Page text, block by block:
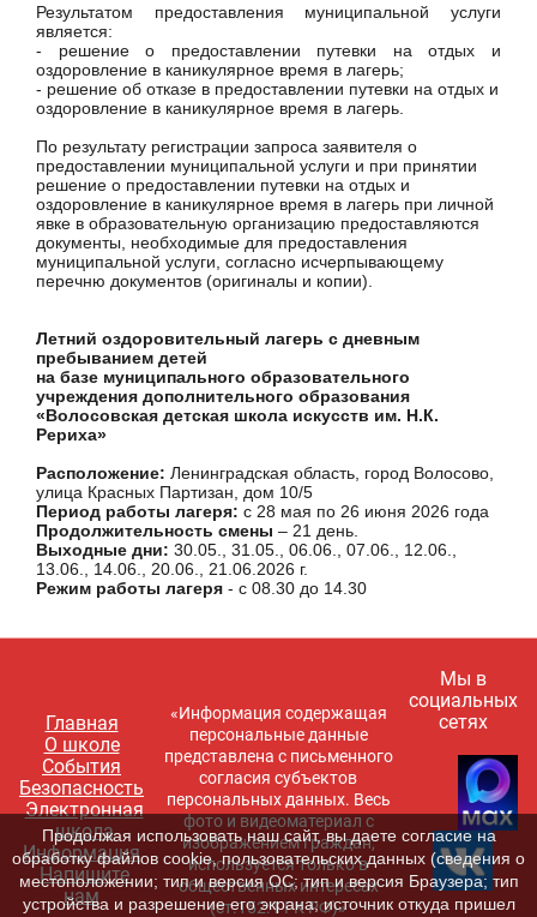
Результатом предоставления муниципальной услуги
является:
- решение о предоставлении путевки на отдых и
оздоровление в каникулярное время в лагерь;
- решение об отказе в предоставлении путевки на отдых и
оздоровление в каникулярное время в лагерь.
По результату регистрации запроса заявителя о
предоставлении муниципальной услуги и при принятии
решение о предоставлении путевки на отдых и
оздоровление в каникулярное время в лагерь при личной
явке в образовательную организацию предоставляются
документы, необходимые для предоставления
муниципальной услуги, согласно исчерпывающему
перечню документов (оригиналы и копии).
Летний оздоровительный лагерь с дневным
пребыванием детей
на базе муниципального образовательного
учреждения дополнительного образования
«Волосовская детская школа искусств им. Н.К.
Рериха»
Расположение: Ленинградская область, город Волосово,
улица Красных Партизан, дом 10/5
Период работы лагеря: с 28 мая по 26 июня 2026 года
Продолжительность смены – 21 день.
Выходные дни: 30.05., 31.05., 06.06., 07.06., 12.06.,
13.06., 14.06., 20.06., 21.06.2026 г.
Режим работы лагеря - с 08.30 до 14.30
Главная
О школе
События
Безопасность
Электронная
школа
Информация
Напишите
нам
«Информация содержащая
персональные данные
представлена с письменного
согласия субъектов
персональных данных. Весь
фото и видеоматериал с
изображением граждан,
используется только в
общественных интересах
(ст.152.1 ГК РФ)»
Мы в
социальных
сетях
Продолжая использовать наш сайт, вы даете согласие на
обработку файлов cookie, пользовательских данных (сведения о
местоположении; тип и версия ОС; тип и версия Браузера; тип
устройства и разрешение его экрана; источник откуда пришел